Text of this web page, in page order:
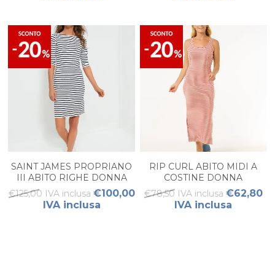
SAINT JAMES PROPRIANO
III ABITO RIGHE DONNA
€125,00 IVA inclusa €100,00
IVA inclusa
RIP CURL ABITO MIDI A
COSTINE DONNA
€78,50 IVA inclusa €62,80
IVA inclusa